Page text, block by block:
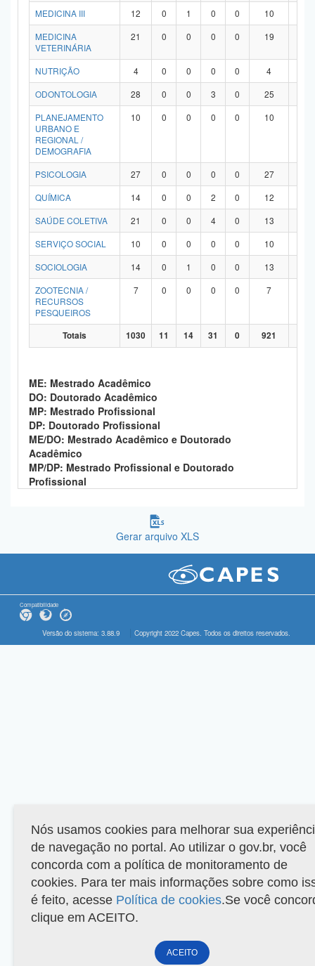
MEDICINA III
12 0 1 0 0 10
MEDICINA
VETERINÁRIA
21 0 0 0 0 19
NUTRIÇÃO 4 0 0 0 0 4
ODONTOLOGIA
28 0 0 3 0 25
PLANEJAMENTO
URBANO E
REGIONAL /
DEMOGRAFIA
10 0 0 0 0 10
PSICOLOGIA 27 0 0 0 0 27
QUÍMICA
14 0 0 2 0 12
SAÚDE COLETIVA
21 0 0 4 0 13
SERVIÇO SOCIAL
10 0 0 0 0 10
SOCIOLOGIA
14 0 1 0 0 13
ZOOTECNIA /
RECURSOS
PESQUEIROS
7 0 0 0 0 7
Totais 1030 11 14 31 0 921
ME: Mestrado Acadêmico
DO: Doutorado Acadêmico
MP: Mestrado Profissional
DP: Doutorado Profissional
ME/DO: Mestrado Acadêmico e Doutorado
Acadêmico
MP/DP: Mestrado Profissional e Doutorado
Profissional
Gerar arquivo XLS
Compatibilidade
Versão do sistema: 3.88.9 Copyright 2022 Capes. Todos os direitos reservados.
Nós usamos cookies para melhorar sua
de navegação no portal. Ao utilizar o gov.br, você
concorda com a política de monitoramento de
cookies. Para ter mais informações sobre como
é feito, acesse Política de cookies.Se você
clique em ACEITO.
ACEITO